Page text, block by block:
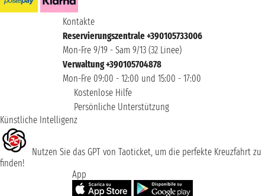
Kontakte
Reservierungszentrale +390105733006
Mon-Fre 9/19 - Sam 9/13 (32 Linee)
Verwaltung +390105704878
Mon-Fre 09:00 - 12:00 und 15:00 - 17:00
Kostenlose Hilfe
Persönliche Unterstützung
Künstliche Intelligenz
Nutzen Sie das GPT von Taoticket, um die perfekte Kreuzfahrt zu
finden!
App